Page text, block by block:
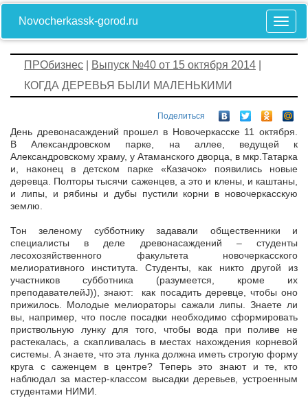
Novocherkassk-gorod.ru
ПРОбизнес Выпуск №40 от 15 октября 2014
КОГДА ДЕРЕВЬЯ БЫЛИ МАЛЕНЬКИМИ
Поделиться
День древонасаждений прошел в Новочеркасске 11 октября.
В Александровском парке, на аллее, ведущей к
Александровскому храму, у Атаманского дворца, в мкр.Татарка
и, наконец в детском парке «Казачок» появились новые
деревца. Полторы тысячи саженцев, а это и клены, и каштаны,
и липы, и рябины и дубы пустили корни в новочеркасскую
землю.
Тон зеленому субботнику задавали общественники и
специалисты в деле древонасаждений – студенты
лесохозяйственного факультета новочеркасского
мелиоративного института. Студенты, как никто другой из
участников субботника (разумеется, кроме их
преподавателейJ)), знают: как посадить деревце, чтобы оно
прижилось. Молодые мелиораторы сажали липы. Знаете ли
вы, например, что после посадки необходимо сформировать
приствольную лунку для того, чтобы вода при поливе не
растекалась, а скапливалась в местах нахождения корневой
системы. А знаете, что эта лунка должна иметь строгую форму
круга с саженцем в центре? Теперь это знают и те, кто
наблюдал за мастер-классом высадки деревьев, устроенным
студентами НИМИ.